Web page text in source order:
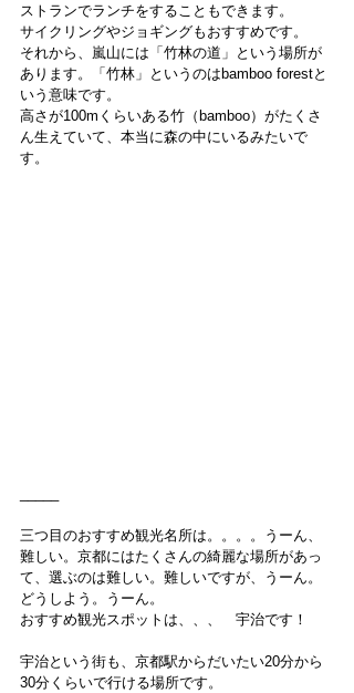
ストランでランチをすることもできます。
サイクリングやジョギングもおすすめです。
それから、嵐山には「竹林の道」という場所が
あります。「竹林」というのはbamboo forestと
いう意味です。
高さが100mくらいある竹（bamboo）がたくさ
ん生えていて、本当に森の中にいるみたいで
す。
三つ目のおすすめ観光名所は。。。。うーん、
難しい。京都にはたくさんの綺麗な場所があっ
て、選ぶのは難しい。難しいですが、うーん。
どうしよう。うーん。
おすすめ観光スポットは、、、　宇治です！
宇治という街も、京都駅からだいたい20分から
30分くらいで行ける場所です。